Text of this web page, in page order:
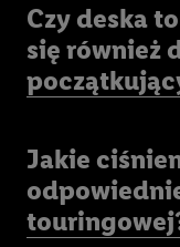
Czy deska
się również
Jakie